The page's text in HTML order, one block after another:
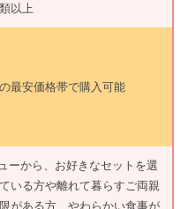
以上
最安価格帯で購入可能
ーから、お好きなセットを選
いる方や離れて暮らすご両親
がある方、やわらかい食事が